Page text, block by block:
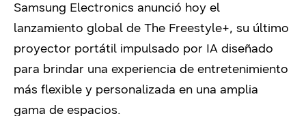
Samsung Electronics anunció hoy el
lanzamiento global de The Freestyle+, su último
proyector portátil impulsado por IA diseñado
para brindar una experiencia de entretenimiento
más flexible y personalizada en una amplia
gama de espacios.